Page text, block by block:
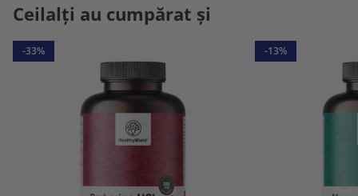
Ceilalți au cumpărat și
-33% -13%